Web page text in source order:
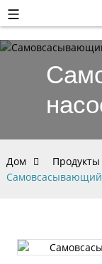
Дом Продукты
Самовсасывающий